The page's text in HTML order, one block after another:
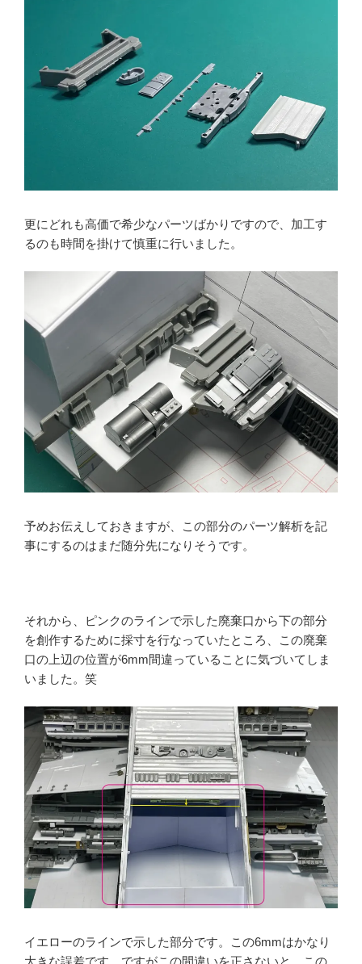
更にどれも高価で希少なパーツばかりですので、加工す
るのも時間を掛けて慎重に行いました。
予めお伝えしておきますが、この部分のパーツ解析を記
事にするのはまだ随分先になりそうです。
それから、ピンクのラインで示した廃棄口から下の部分
を創作するために採寸を行なっていたところ、この廃棄
口の上辺の位置が6mm間違っていることに気づいてしま
いました。笑
イエローのラインで示した部分です。この6mmはかなり
大きな誤差です。ですがこの間違いを正さないと、この